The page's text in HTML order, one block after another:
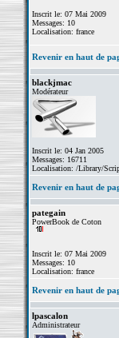
Inscrit le: 07 Mai 2009
Messages: 10
Localisation: france
Revenir en haut de
blackjmac
Modérateur
Inscrit le: 04 Jan 2005
Messages: 16711
Localisation: /Library/
Revenir en haut de
pategain
PowerBook de Coton
Inscrit le: 07 Mai 2009
Messages: 10
Localisation: france
Revenir en haut de
lpascalon
Administrateur